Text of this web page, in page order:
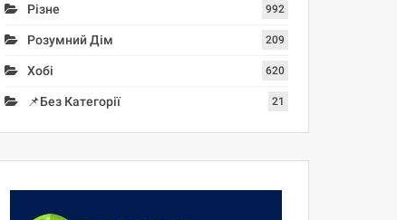
Різне 992
Розумний Дім 209
Хобі 620
📌Без Категорії 21